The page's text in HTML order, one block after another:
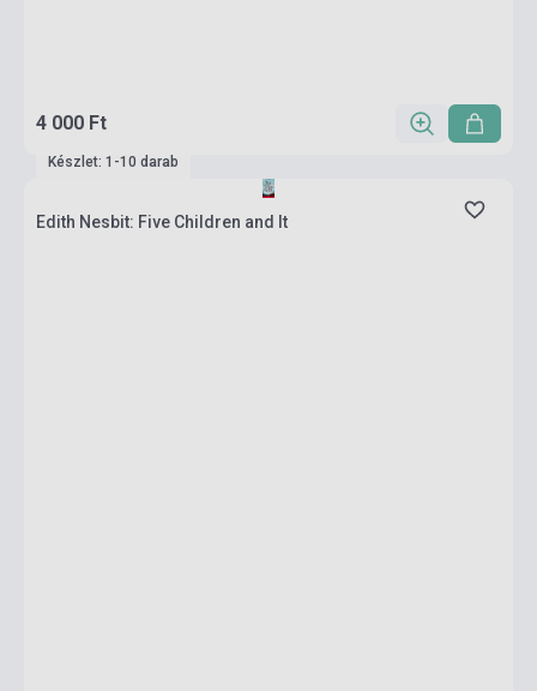
4 000 Ft
Készlet: 1-10 darab
Edith Nesbit: Five Children and It